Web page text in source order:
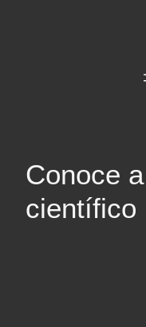
Conoce
científico